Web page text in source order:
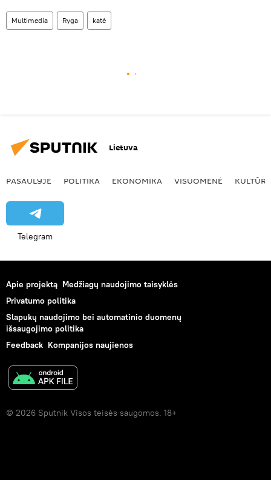
Multimedia Ryga katė
Lietuva
PASAULYJE POLITIKA EKONOMIKA VISUOMENĖ KULTŪRA
Telegram
Apie projektą Medžiagų naudojimo taisyklės
Privatumo politika
Slapukų naudojimo bei automatinio duomenų
išsaugojimo politika
Feedback Kompanijos naujienos
© 2026 Sputnik Visos teisės saugomos. 18+